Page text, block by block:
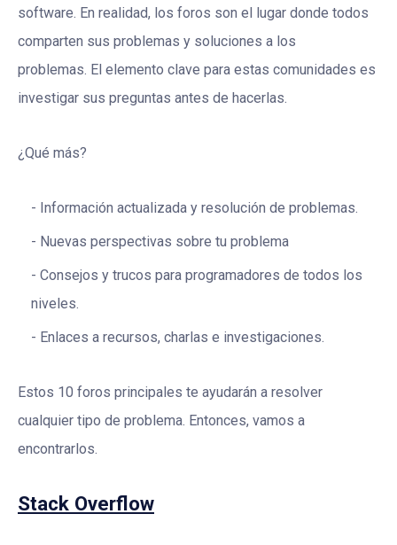
software. En realidad, los foros son el lugar donde todos
comparten sus problemas y soluciones a los
problemas. El elemento clave para estas comunidades es
investigar sus preguntas antes de hacerlas.
¿Qué más?
Información actualizada y resolución de problemas.
Nuevas perspectivas sobre tu problema
Consejos y trucos para programadores de todos los
niveles.
Enlaces a recursos, charlas e investigaciones.
Estos 10 foros principales te ayudarán a resolver
cualquier tipo de problema. Entonces, vamos a
encontrarlos.
Stack Overflow